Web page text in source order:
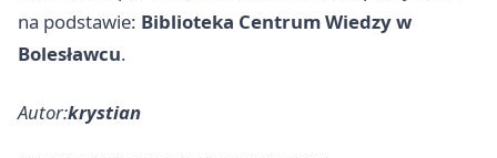
na podstawie: Biblioteka Centrum Wiedzy w
Bolesławcu.
Autor:krystian